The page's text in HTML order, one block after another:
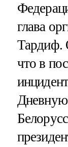
глава
Тардиф.
что в
Дневную